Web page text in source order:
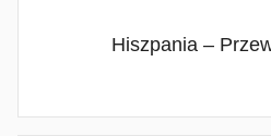
Hiszpania –